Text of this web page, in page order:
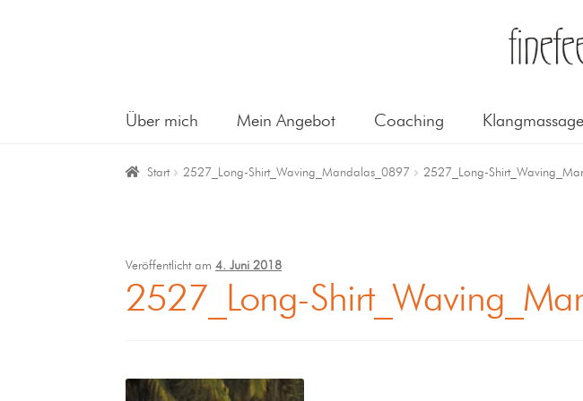
Über mich Mein Angebot Coaching Klangmassage
Start 2527_Long-Shirt_Waving_Mandalas_0897 2527_Long-
Veröffentlicht am4. Juni 2018
2527_Long-